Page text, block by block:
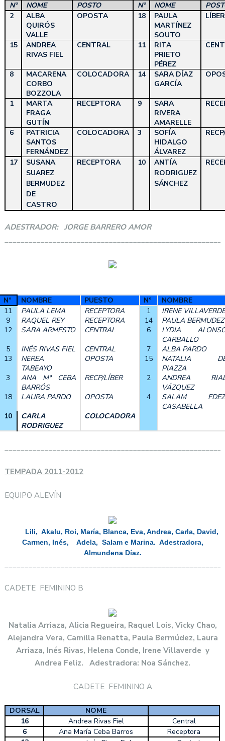
Nº NOME POSTO Nº NOME
2
ALBA
QUIRÓS
VALLE
OPOSTA 18
PAULA
MARTÍNEZ
SOUTO
15
ANDREA
RIVAS FIEL
CENTRAL 11
RITA
PRIETO
PÉREZ
8
MACARENA
CORBO
BOZZOLA
COLOCADORA 14
SARA DÍAZ
GARCÍA
1
MARTA
FRAGA
GUTÍN
RECEPTORA 9
SARA
RIVERA
AMARELLE
6
PATRICIA
SANTOS
FERNÁNDEZ
COLOCADORA 3
SOFÍA
HIDALGO
ÁLVAREZ
17
SUSANA
SUAREZ
BERMUDEZ
DE
CASTRO
RECEPTORA 10
ANTÍA
RODRIGUEZ
SÁNCHEZ
ADESTRADOR: JORGE BARRERO AMOR
Nº NOMBRE PUESTO Nº
NOMBRE
11
PAULA LEMA RECEPTORA 1
IRENE VILLAVERDE
9
RAQUEL REY RECEPTORA 14
PAULA BERMUDEZ
12
SARA ARMESTO CENTRAL 6
LYDIA
CARBALLO
5
INÉS RIVAS FIEL CENTRAL 7
ALBA PARDO
13
NEREA
TABEAYO
OPOSTA 15
NATALIA
PIAZZA
3
ANA Mª CEBA
BARRÓS
RECP/LÍBER 2
ANDREA
VÁZQUEZ
18
LAURA PARDO OPOSTA 4
SALAM
CASABELLA
10
CARLA
RODRIGUEZ
COLOCADORA
TEMPADA 2011-2012
EQUIPO ALEVÍN
Lili, Akalu, Roi, María, Blanca, Eva, Andrea, Carla, David,
Carmen, Inés, Adela, Salam e Marina. Adestradora,
Almundena Díaz.
CADETE FEMININO B
Natalia Arriaza, Alicia Regueira, Raquel Lois, Vicky Chao,
Alejandra Vera, Camilla Renatta, Paula Bermúdez, Laura
Arriaza, Inés Rivas, Helena Conde, Irene Villaverde y
Andrea Feliz. Adestradora: Noa Sánchez.
CADETE FEMININO A
DORSAL
NOME
16
Andrea Rivas Fiel
Central
6
Ana María Ceba Barros
Receptora